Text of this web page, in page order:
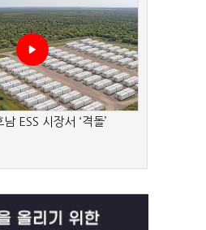
ESS 시장서 ‘격돌’